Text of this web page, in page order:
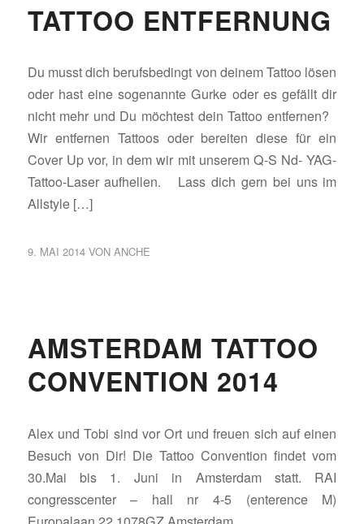
TATTOO ENTFERNUNG
Du musst dich berufsbedingt von deinem Tattoo lösen
oder hast eine sogenannte Gurke oder es gefällt dir
nicht mehr und Du möchtest dein Tattoo entfernen?
Wir entfernen Tattoos oder bereiten diese für ein
Cover Up vor, in dem wir mit unserem Q-S Nd- YAG-
Tattoo-Laser aufhellen. Lass dich gern bei uns im
Allstyle […]
9. MAI 2014 VON ANCHE
AMSTERDAM TATTOO
CONVENTION 2014
Alex und Tobi sind vor Ort und freuen sich auf einen
Besuch von Dir! Die Tattoo Convention findet vom
30.Mai bis 1. Juni in Amsterdam statt. RAI
congresscenter – hall nr 4-5 (enterence M)